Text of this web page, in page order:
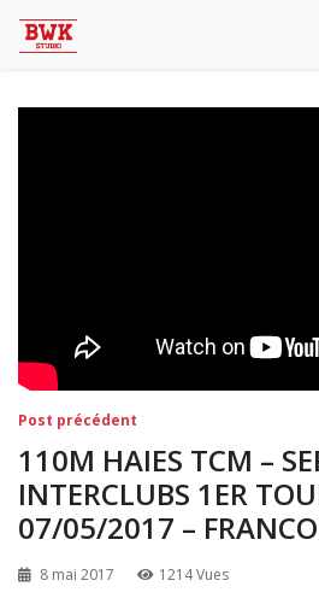
Eaubonne 2019
Navigation
de
l’article
Post précédent
110M HAIES TCM –
INTERCLUBS 1ER
07/05/2017 –
8 mai 2017 1214 Vues